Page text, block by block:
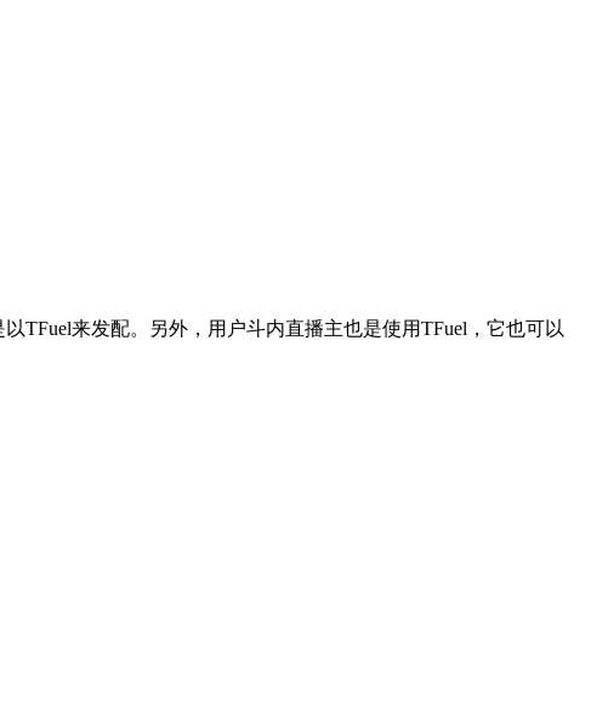
TFuel来发配。另外，用户斗内直播主也是使用TFuel，它也可以